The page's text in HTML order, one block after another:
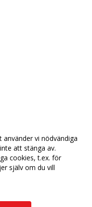
vi nödvändiga
att stänga av.
cookies, t.ex. för
själv om du vill